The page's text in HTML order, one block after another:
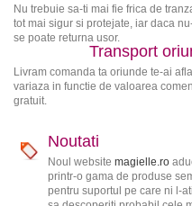
Nu trebuie sa-ti mai fie frica de
tot mai sigur si protejate, iar daca
se poate returna usor.
Transport
Livram comanda ta oriunde te-ai
variaza in functie de valoarea
gratuit.
Noutati
Noul website magielle.ro
printr-o gama de produse
pentru suportul pe care ni l-